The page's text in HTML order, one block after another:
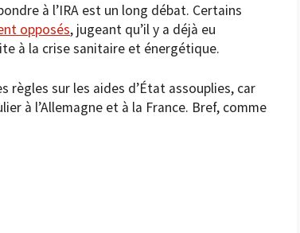
à l’IRA est un long débat. Certains
opposés, jugeant qu’il y a déjà eu
à la crise sanitaire et énergétique.
règles sur les aides d’État assouplies, car
à l’Allemagne et à la France. Bref, comme